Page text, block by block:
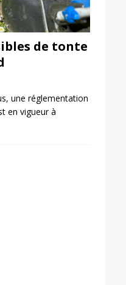
de tonte
une réglementation
en vigueur à